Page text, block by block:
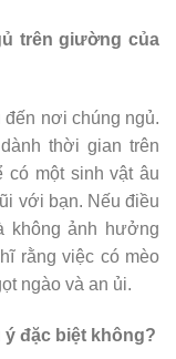
trên giường của
đến nơi chúng ngủ.
thời gian trên
có một sinh vật âu
với bạn. Nếu điều
không ảnh hưởng
rằng việc có mèo
ngào và an ủi.
ý đặc biệt không?